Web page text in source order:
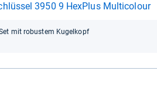
3950 9 Hex­Plus Mul­ti­co­lour
mit robus­tem Kugel­kopf